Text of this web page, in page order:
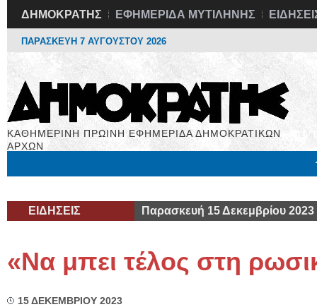
ΔΗΜΟΚΡΑΤΗΣ ΕΦΗΜΕΡΙΔΑ ΜΥΤΙΛΗΝΗΣ
ΠΑΡΑΣΚΕΥΗ 7 ΑΥΓΟΥΣΤΟΥ 2026
ΚΑΘΗΜΕΡΙΝΗ ΠΡΩΙΝΗ ΕΦΗΜΕΡΙΔΑ ΔΗΜΟΚΡΑΤΙΚΩΝ
ΑΡΧΩΝ
ΕΙΔΗΣΕΙΣ Παρασκευή 15 Δεκεμβρίου 2023
«Nα μπει τέλος στη
15 ΔΕΚΕΜΒΡΙΟΥ 2023